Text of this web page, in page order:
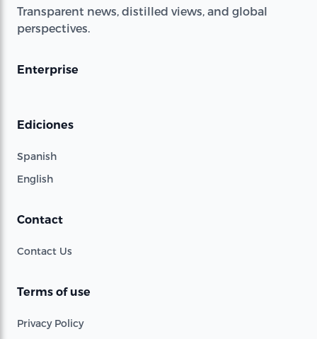
Transparent news, distilled views, and global
perspectives.
Enterprise
Ediciones
Spanish
English
Contact
Contact Us
Terms of use
Privacy Policy